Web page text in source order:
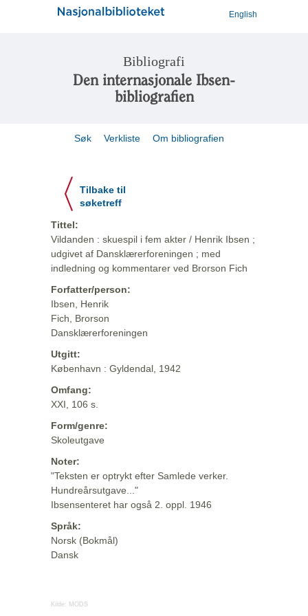
English
Bibliografi
Den internasjonale Ibsen-
bibliografien
Søk Verkliste Om bibliografien
Tilbake til
søketreff
Tittel:
Vildanden : skuespil i fem akter / Henrik Ibsen ;
udgivet af Dansklærerforeningen ; med
indledning og kommentarer ved Brorson Fich
Forfatter/person:
Ibsen, Henrik
Fich, Brorson
Dansklærerforeningen
Utgitt:
København : Gyldendal, 1942
Omfang:
XXI, 106 s.
Form/genre:
Skoleutgave
Noter:
"Teksten er optrykt efter Samlede verker.
Hundreårsutgave..."
Ibsensenteret har også 2. oppl. 1946
Språk:
Norsk (Bokmål)
Dansk
Kilde: MODS